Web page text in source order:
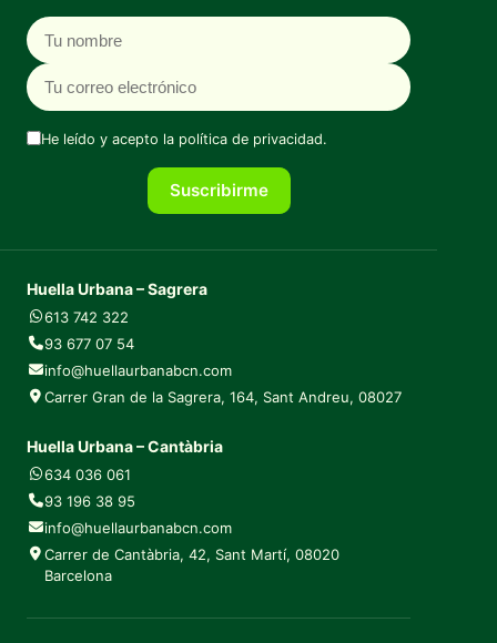
Nombre
Correo electrónico
He leído y acepto la política de privacidad.
Suscribirme
Huella Urbana – Sagrera
613 742 322
93 677 07 54
info@huellaurbanabcn.com
Carrer Gran de la Sagrera, 164, Sant Andreu, 08027
Huella Urbana – Cantàbria
634 036 061
93 196 38 95
info@huellaurbanabcn.com
Carrer de Cantàbria, 42, Sant Martí, 08020
Barcelona